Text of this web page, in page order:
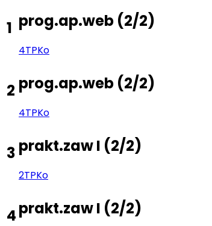
1 prog.ap.web (2/2)
4TPKo
2 prog.ap.web (2/2)
4TPKo
3 prakt.zaw I (2/2)
2TPKo
4prakt.zaw I (2/2)